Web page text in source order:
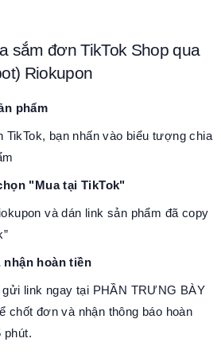
sắm đơn TikTok Shop qua
Riokupon
phẩm
TikTok, bạn nhấn vào biểu tượng chia
"Mua tại TikTok"
và dán link sản phẩm đã copy
hoàn tiền
link ngay tại PHẦN TRƯNG BÀY
chốt đơn và nhận thông báo hoàn
phút.